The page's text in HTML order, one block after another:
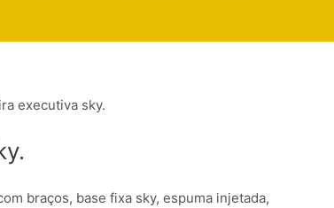
executiva sky.
braços, base fixa sky, espuma injetada,